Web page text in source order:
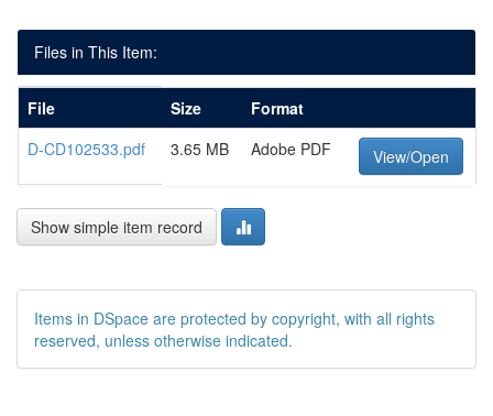
Files in This Item:
File Size
Format
D-CD102533.pdf
3.65 MB Adobe PDF View/Open
Show simple item record
Items in DSpace are protected by copyright, with all rights
reserved, unless otherwise indicated.